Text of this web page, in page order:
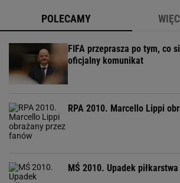
POLECAMY
FIFA przeprasza po tym, co
oficjalny komunikat
RPA 2010. Marcello Lippi
MŚ 2010. Upadek